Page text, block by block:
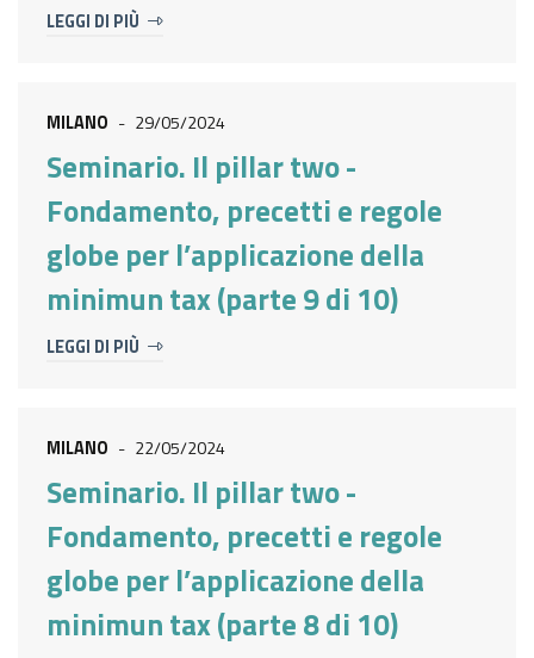
LEGGI DI PIÙ
MILANO - 29/05/2024
Seminario. Il pillar two -
Fondamento, precetti e regole
globe per l’applicazione della
minimun tax (parte 9 di 10)
LEGGI DI PIÙ
MILANO - 22/05/2024
Seminario. Il pillar two -
Fondamento, precetti e regole
globe per l’applicazione della
minimun tax (parte 8 di 10)